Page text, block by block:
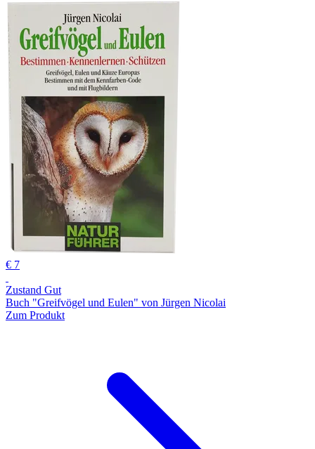
€ 7
Zustand Gut
Buch "Greifvögel und Eulen" von Jürgen Nicolai
Zum Produkt